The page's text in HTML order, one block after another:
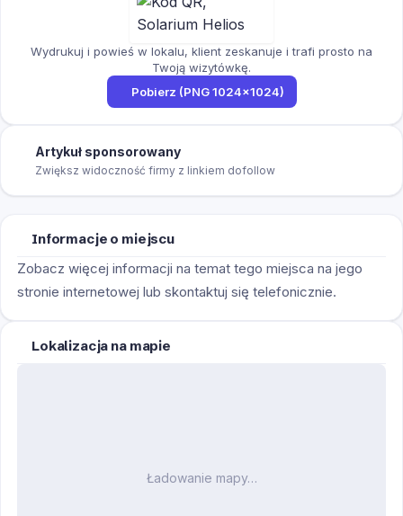
Wydrukuj i powieś w lokalu, klient zeskanuje i trafi prosto na
Twoją wizytówkę.
Pobierz (PNG 1024×1024)
Artykuł sponsorowany
Zwiększ widoczność firmy z linkiem dofollow
Informacje o miejscu
Zobacz więcej informacji na temat tego miejsca na jego
stronie internetowej lub skontaktuj się telefonicznie.
Lokalizacja na mapie
Ładowanie mapy…